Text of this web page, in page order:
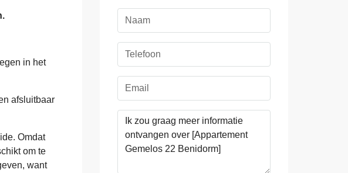
in het
afsluitbaar
Omdat
om te
want